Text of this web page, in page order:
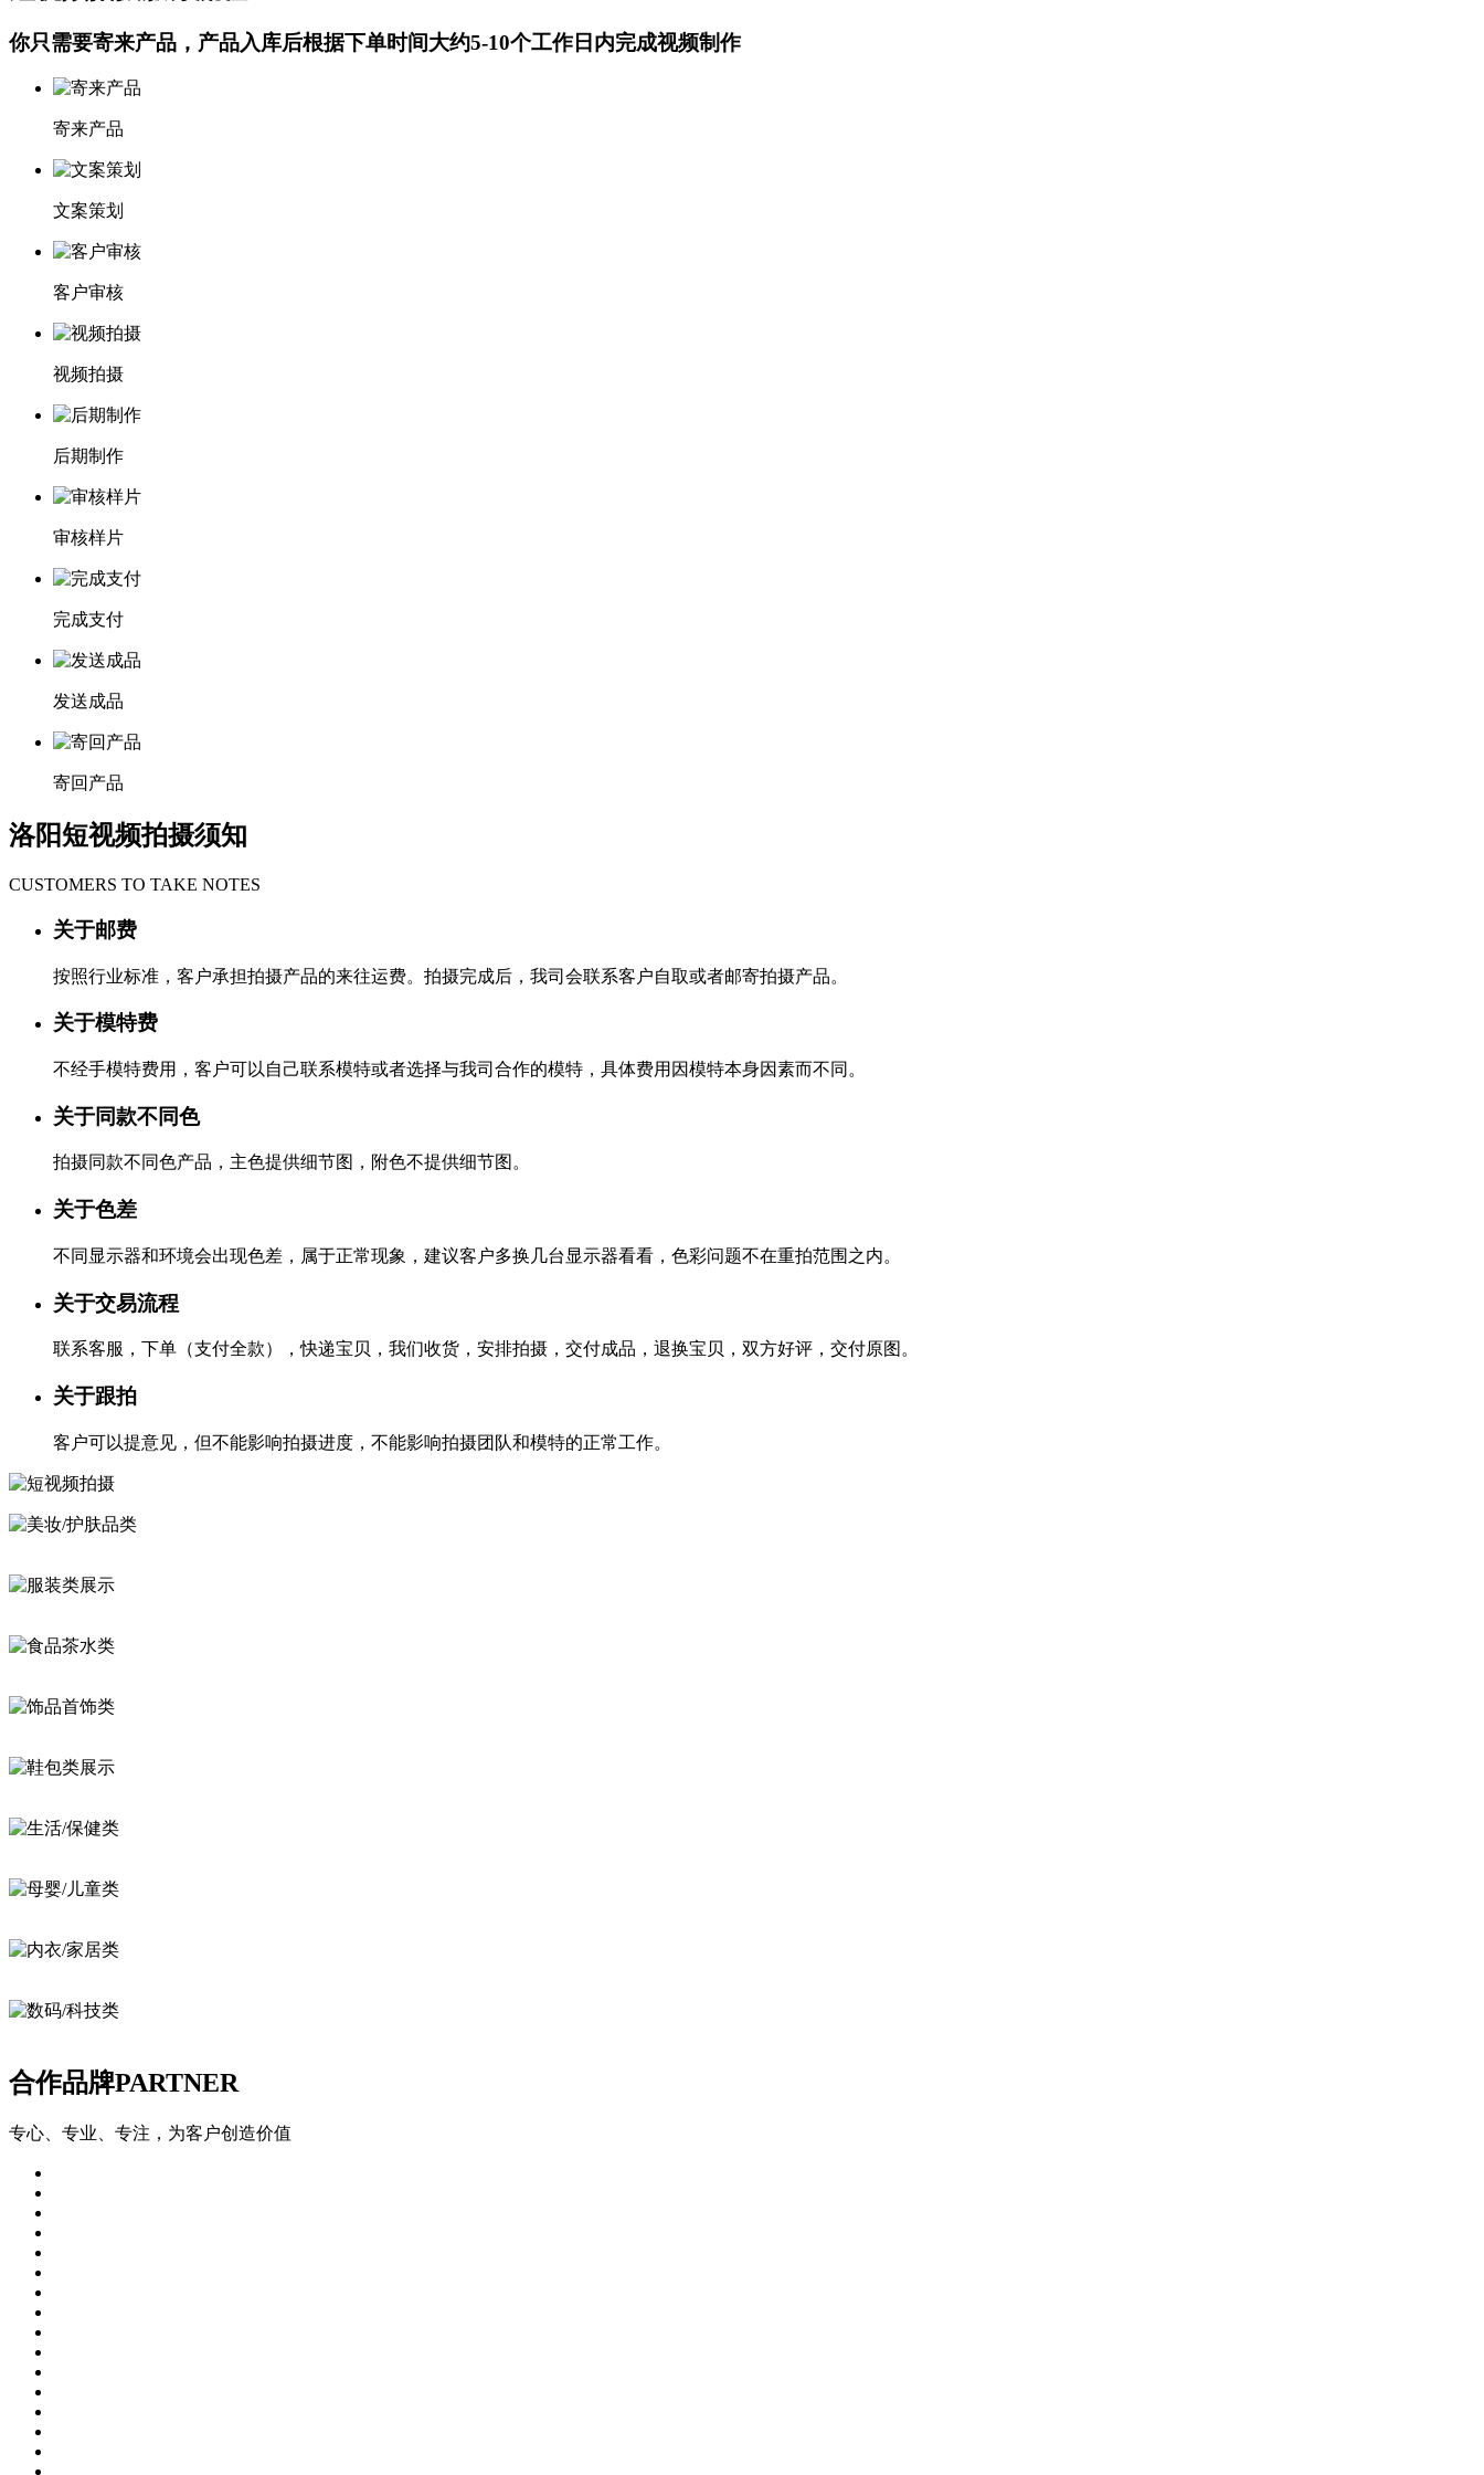
你只需要寄来产品，产品入库后根据下单时间大约5-10个工作日内完成视频制作
寄来产品
文案策划
客户审核
视频拍摄
后期制作
审核样片
完成支付
发送成品
寄回产品
洛阳短视频拍摄须知
CUSTOMERS TO TAKE NOTES
关于邮费
按照行业标准，客户承担拍摄产品的来往运费。拍摄完成后，我司会联系客户自取或者邮寄拍摄产品。
关于模特费
不经手模特费用，客户可以自己联系模特或者选择与我司合作的模特，具体费用因模特本身因素而不同。
关于同款不同色
拍摄同款不同色产品，主色提供细节图，附色不提供细节图。
关于色差
不同显示器和环境会出现色差，属于正常现象，建议客户多换几台显示器看看，色彩问题不在重拍范围之内。
关于交易流程
联系客服，下单（支付全款），快递宝贝，我们收货，安排拍摄，交付成品，退换宝贝，双方好评，交付原图。
关于跟拍
客户可以提意见，但不能影响拍摄进度，不能影响拍摄团队和模特的正常工作。
合作品牌PARTNER
专心、专业、专注，为客户创造价值